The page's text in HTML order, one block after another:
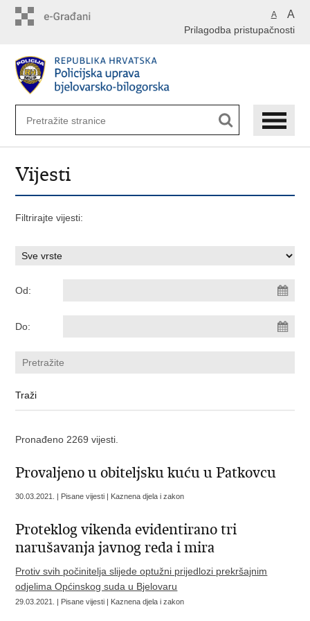
A A
Prilagodba pristupačnosti
Vijesti
Filtrirajte vijesti:
Od:
Do:
Pronađeno 2269 vijesti.
Provaljeno u obiteljsku kuću u Patkovcu
30.03.2021. | Pisane vijesti | Kaznena djela i zakon
Proteklog vikenda evidentirano tri
narušavanja javnog reda i mira
Protiv svih počinitelja slijede optužni prijedlozi prekršajnim
odjelima Općinskog suda u Bjelovaru
29.03.2021. | Pisane vijesti | Kaznena djela i zakon